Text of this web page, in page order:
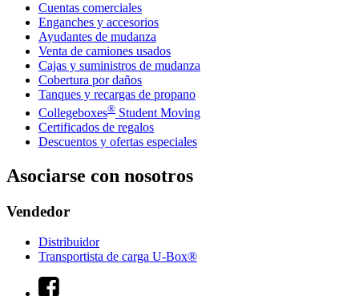
Cuentas comerciales
Enganches y accesorios
Ayudantes de mudanza
Venta de camiones usados
Cajas y suministros de mudanza
Cobertura por daños
Tanques y recargas de propano
Collegeboxes® Student Moving
Certificados de regalos
Descuentos y ofertas especiales
Asociarse con nosotros
Vendedor
Distribuidor
Transportista de carga U-Box®